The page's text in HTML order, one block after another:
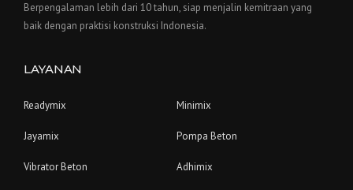
Berpengalaman lebih dari 10 tahun, siap menjalin kemitraan yang
baik dengan praktisi konstruksi Indonesia.
LAYANAN
Readymix Minimix
Jayamix Pompa Beton
Vibrator Beton Adhimix